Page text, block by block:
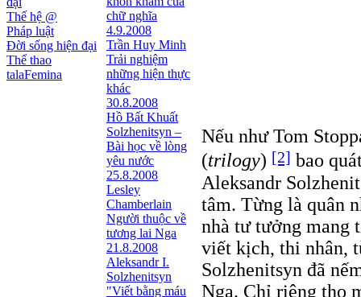
Thế hệ @
Pháp luật
Đời sống hiện đại
Thể thao
talaFemina
chữ nghĩa
4.9.2008
Trần Huy Minh
Trải nghiệm
những hiện thực
khác
30.8.2008
Hồ Bất Khuất
Solzhenitsyn –
Bài học về lòng
yêu nước
25.8.2008
Lesley
Chamberlain
Người thuộc về
tương lai Nga
21.8.2008
Aleksandr I.
Solzhenitsyn
"Viết bằng máu
Nếu như Tom
(trilogy) [2] bao
Aleksandr
tâm. Từng là quân
nhà tư tưởng mang
viết kịch, thi nhân,
Solzhenitsyn đã
Nga. Chỉ riêng thọ